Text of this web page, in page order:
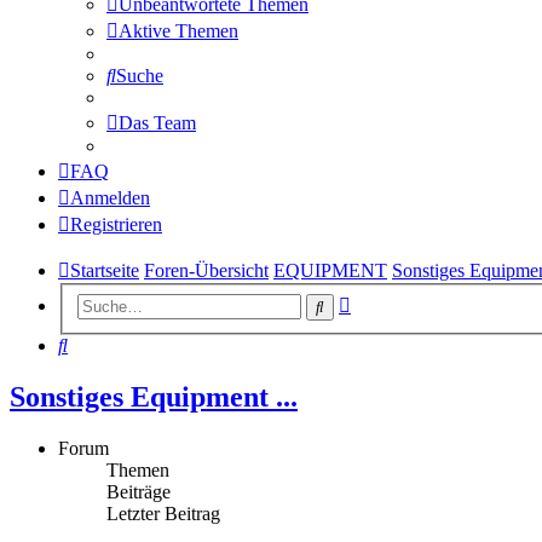
Aktive Themen
Suche
Das Team
FAQ
Anmelden
Registrieren
Startseite Foren-Übersicht EQUIPMENT Sonstiges
Suche
Suche
Sonstiges Equipment ...
Forum
Themen
Beiträge
Letzter Beitrag